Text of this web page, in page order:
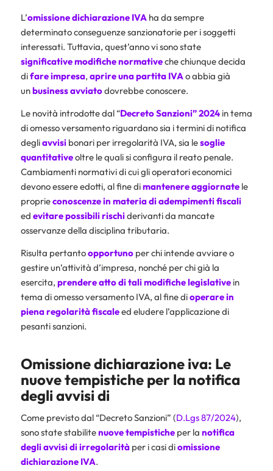
L’omissione dichiarazione IVAha da sempre
determinato conseguenze sanzionatorie per i soggetti
interessati. Tuttavia, quest’anno vi sono state
significative modifiche normativeche chiunque decida
difare impresa, aprire una partita IVAo abbia già
unbusiness avviatodovrebbe conoscere.
Le novità introdotte dal “Decreto Sanzioni” 2024in tema
di omesso versamento riguardano sia i termini di notifica
degliavvisi bonari per irregolarità IVA, sia lesoglie
quantitativeoltre le quali si configura il reato penale.
Cambiamenti normativi di cui gli operatori economici
devono essere edotti, al fine dimantenere aggiornatele
proprieconoscenze in materia di adempimenti fiscali
ed evitare possibili rischiderivanti da mancate
osservanze della disciplina tributaria.
Risulta pertantoopportunoper chi intende avviare o
gestire un’attività d’impresa, nonché per chi già la
esercita, prendere atto di tali modifiche legislativein
tema di omesso versamento IVA, al fine dioperare in
piena regolarità fiscaleed eludere l’applicazione di
pesanti sanzioni.
Omissione dichiarazione iva: Le
nuove tempistiche per la notifica
degli avvisi di
Come previsto dal “Decreto Sanzioni” (D.Lgs 87/2024),
sono state stabilitenuove tempisticheper la notifica
degli avvisi di irregolaritàper i casi diomissione
dichiarazione IVA.